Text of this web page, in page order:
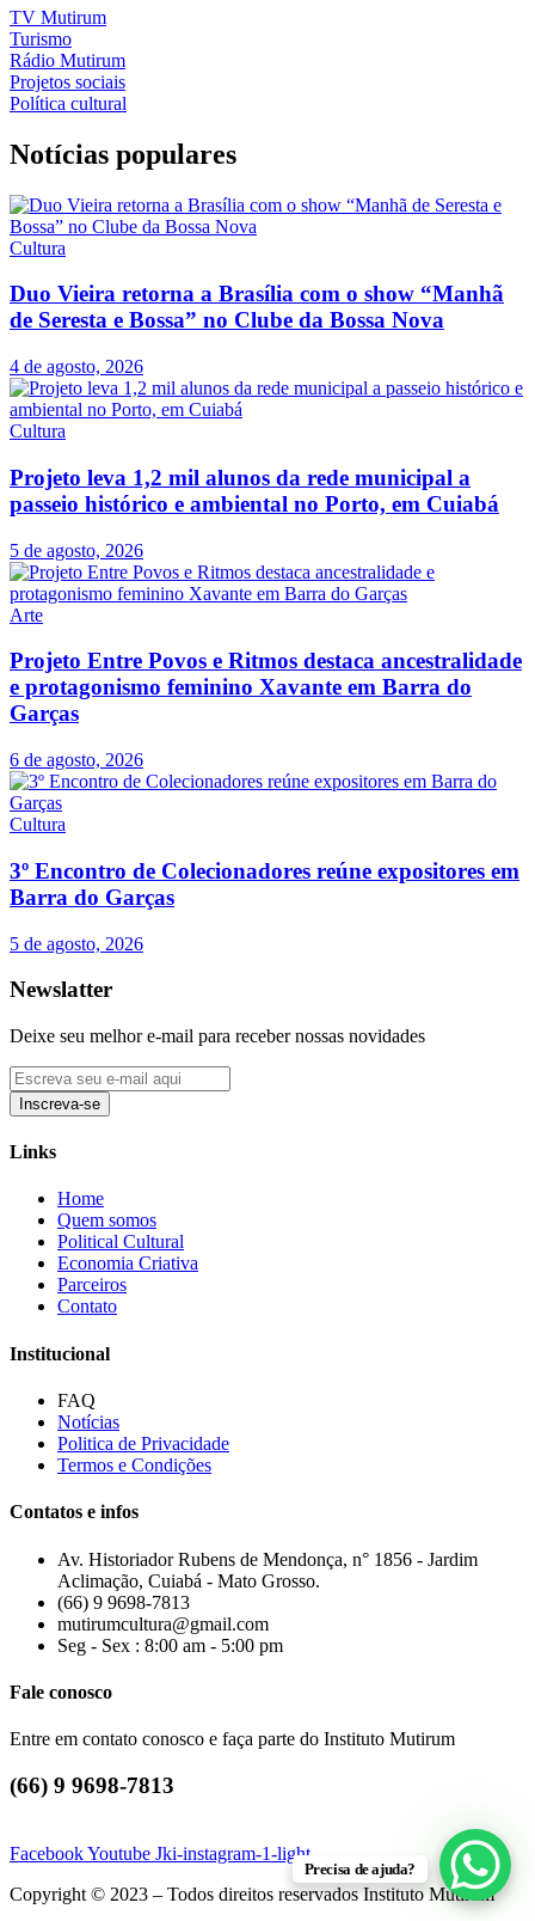
TV Mutirum
Turismo
Rádio Mutirum
Projetos sociais
Política cultural
Notícias populares
Cultura
Duo Vieira retorna a Brasília com o show “Manhã
de Seresta e Bossa” no Clube da Bossa Nova
4 de agosto, 2026
Cultura
Projeto leva 1,2 mil alunos da rede municipal a
passeio histórico e ambiental no Porto, em Cuiabá
5 de agosto, 2026
Arte
Projeto Entre Povos e Ritmos destaca ancestralidade
e protagonismo feminino Xavante em Barra do
Garças
6 de agosto, 2026
Cultura
3º Encontro de Colecionadores reúne expositores em
Barra do Garças
5 de agosto, 2026
Newslatter
Deixe seu melhor e-mail para receber nossas novidades
Inscreva-se
Links
Home
Quem somos
Political Cultural
Economia Criativa
Parceiros
Contato
Institucional
FAQ
Notícias
Politica de Privacidade
Termos e Condições
Contatos e infos
Av. Historiador Rubens de Mendonça, n° 1856 - Jardim
Aclimação, Cuiabá - Mato Grosso.
(66) 9 9698-7813
mutirumcultura@gmail.com
Seg - Sex : 8:00 am - 5:00 pm
Fale conosco
Entre em contato conosco e faça parte do Instituto Mutirum
(66) 9 9698-7813
FacebookYoutube Jki-instagram-1-light
Copyright © 2023 – Todos direitos reservados Instituto Mutirum
Precisa de ajuda?